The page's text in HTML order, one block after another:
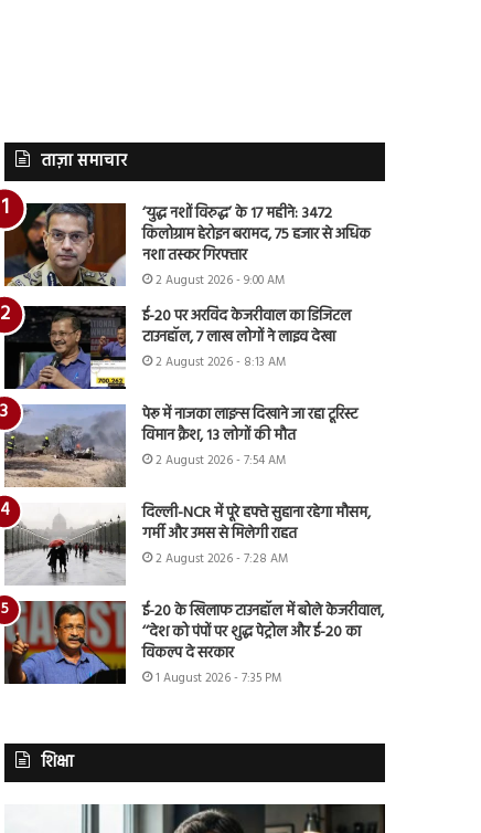
ताज़ा समाचार
‘युद्ध नशों विरुद्ध’ के 17 महीने: 3472
किलोग्राम हेरोइन बरामद, 75 हजार से अधिक
नशा तस्कर गिरफ्तार
2 August 2026 - 9:00 AM
ई-20 पर अरविंद केजरीवाल का डिजिटल
टाउनहॉल, 7 लाख लोगों ने लाइव देखा
2 August 2026 - 8:13 AM
पेरू में नाजका लाइन्स दिखाने जा रहा टूरिस्ट
विमान क्रैश, 13 लोगों की मौत
2 August 2026 - 7:54 AM
दिल्ली-NCR में पूरे हफ्ते सुहाना रहेगा मौसम,
गर्मी और उमस से मिलेगी राहत
2 August 2026 - 7:28 AM
ई-20 के खिलाफ टाउनहॉल में बोले केजरीवाल,
‘‘देश को पंपों पर शुद्ध पेट्रोल और ई-20 का
विकल्प दे सरकार
1 August 2026 - 7:35 PM
शिक्षा